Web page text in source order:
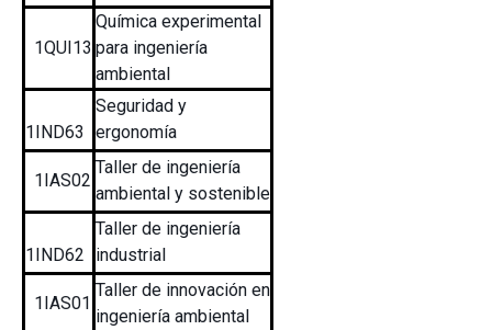
1QUI13
Química experimental
para ingeniería
ambiental
1IND63
Seguridad y
ergonomía
1IAS02
Taller de ingeniería
ambiental y sostenible
1IND62
Taller de ingeniería
industrial
1IAS01
Taller de innovación en
ingeniería ambiental